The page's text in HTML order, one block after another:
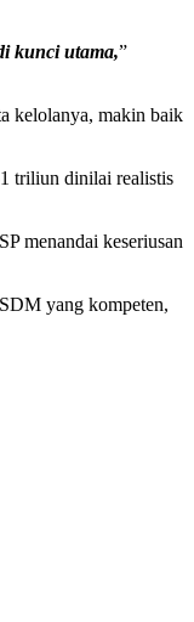
kunci utama,”
kelolanya, makin baik
triliun dinilai realistis
menandai keseriusan
yang kompeten,